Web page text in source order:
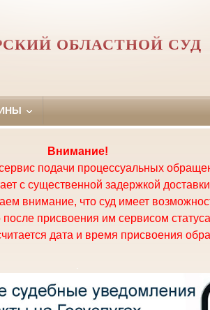
ОБЛАСТНОЙ СУД
Внимание!
подачи процессуальных
с существенной задержкой
внимание, что суд имеет
присвоения им сервисом
дата и время присвоения